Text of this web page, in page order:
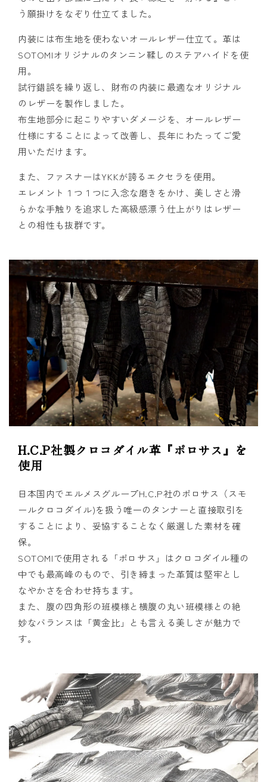
う願掛けをなぞり仕立てました。
内装には布生地を使わないオールレザー仕立て。革は
SOTOMIオリジナルのタンニン鞣しのステアハイドを使
用。
試行錯誤を繰り返し、財布の内装に最適なオリジナル
のレザーを製作しました。
布生地部分に起こりやすいダメージを、オールレザー
仕様にすることによって改善し、長年にわたってご愛
用いただけます。
また、ファスナーはYKKが誇るエクセラを使用。
エレメント１つ１つに入念な磨きをかけ、美しさと滑
らかな手触りを追求した高級感漂う仕上がりはレザー
との相性も抜群です。
H.C.P社製クロコダイル革『ポロサス』を
使用
日本国内でエルメスグループH.C.P社のポロサス（スモ
ールクロコダイル)を扱う唯一のタンナーと直接取引を
することにより、妥協することなく厳選した素材を確
保。
SOTOMIで使用される「ポロサス」はクロコダイル種の
中でも最高峰のもので、引き締まった革質は堅牢とし
なやかさを合わせ持ちます。
また、腹の四角形の班模様と横腹の丸い班模様との絶
妙なバランスは「黄金比」とも言える美しさが魅力で
す。